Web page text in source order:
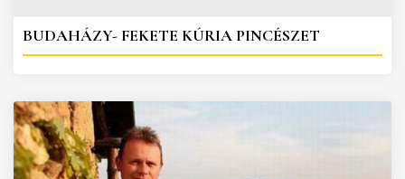
BUDAHÁZY- FEKETE KÚRIA PINCÉSZET